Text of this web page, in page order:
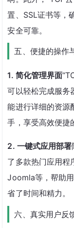
置、SSL证书等，
安全可靠。
五、便捷的操作
1. 简化管理界面
可以轻松完成服务
能进行详细的资源
手，享受高效便捷
2. 一键式应用部署
了多款热门应用程
Joomla等，帮助
省了时间和精力。
六、真实用户反